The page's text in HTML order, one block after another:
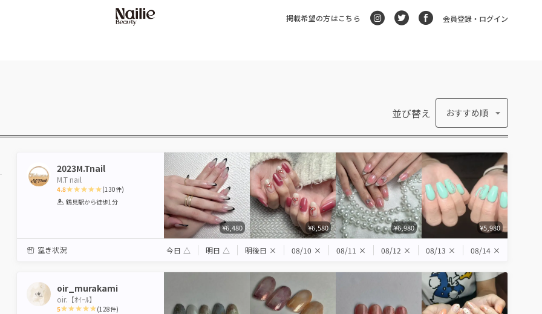
掲載希望の方はこちら 会員登録・ログイン
並び替え おすすめ順
2023M.Tnail
M.T nail
4.8
1 2 3 4 5
(130件)
鶴見駅から徒歩1分
¥6,480 ¥6,580 ¥6,980 ¥5,980
空き状況 今日 △ 明日 △ 明後日 × 08/10 × 08/11 × 08/12 × 08/13 × 08/14 ×
oir_murakami
oir.【ｵｲｰﾙ】
5 (128件)